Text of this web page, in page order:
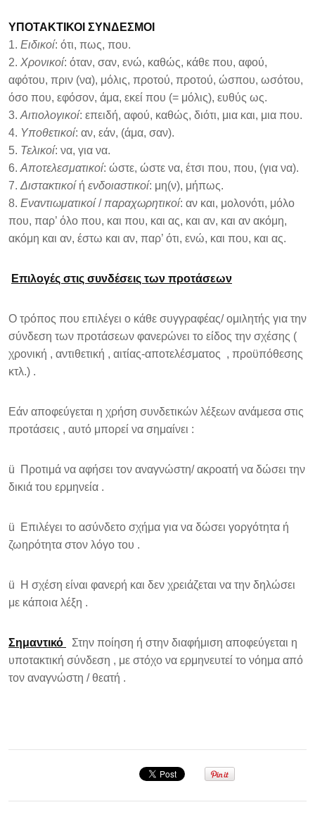
ΥΠΟΤΑΚΤΙΚΟΙ ΣΥΝΔΕΣΜΟΙ
1. Ειδικοί: ότι, πως, που.
2. Χρονικοί: όταν, σαν, ενώ, καθώς, κάθε που, αφού,
αφότου, πριν (να), μόλις, προτού, προτού, ώσπου, ωσότου,
όσο που, εφόσον, άμα, εκεί που (= μόλις), ευθύς ως.
3. Αιτιολογικοί: επειδή, αφού, καθώς, διότι, μια και, μια που.
4. Υποθετικοί: αν, εάν, (άμα, σαν).
5. Τελικοί: να, για να.
6. Αποτελεσματικοί: ώστε, ώστε να, έτσι που, που, (για να).
7. Διστακτικοί ή ενδοιαστικοί: μη(ν), μήπως.
8. Εναντιωματικοί / παραχωρητικοί: αν και, μολονότι, μόλο
που, παρ’ όλο που, και που, και ας, και αν, και αν ακόμη,
ακόμη και αν, έστω και αν, παρ’ ότι, ενώ, και που, και ας.
Επιλογές στις συνδέσεις των προτάσεων
Ο τρόπος που επιλέγει ο κάθε συγγραφέας/ ομιλητής για την
σύνδεση των προτάσεων φανερώνει το είδος την σχέσης (
χρονική , αντιθετική , αιτίας-αποτελέσματος , προϋπόθεσης
κτλ.) .
Εάν αποφεύγεται η χρήση συνδετικών λέξεων ανάμεσα στις
προτάσεις , αυτό μπορεί να σημαίνει :
ü Προτιμά να αφήσει τον αναγνώστη/ ακροατή να δώσει την
δικιά του ερμηνεία .
ü Επιλέγει το ασύνδετο σχήμα για να δώσει γοργότητα ή
ζωηρότητα στον λόγο του .
ü Η σχέση είναι φανερή και δεν χρειάζεται να την δηλώσει
με κάποια λέξη .
Σημαντικό
Στην ποίηση ή στην διαφήμιση αποφεύγεται η
υποτακτική σύνδεση , με στόχο να ερμηνευτεί το νόημα από
τον αναγνώστη / θεατή .